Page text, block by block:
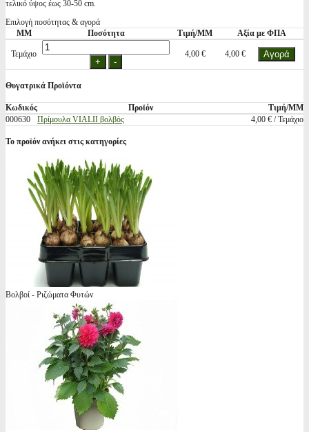
τελικό ύψος έως 30-50 cm.
Επιλογή ποσότητας & αγορά
ΜΜ
Ποσότητα Τιμή/ΜΜ Αξία με ΦΠΑ
Τεμάχιο 4,00 € 4,00 €
Θυγατρικά Προϊόντα
Κωδικός Προϊόν
Τιμή/ΜΜ
000630
Πρίμουλα VIALII βολβός 4,00 € / Τεμάχιο
Το προϊόν ανήκει στις κατηγορίες
Βολβοί - Ριζώματα Φυτών